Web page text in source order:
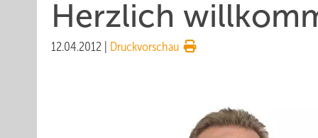
Herzlich
12.04.2012 Druckvorschau